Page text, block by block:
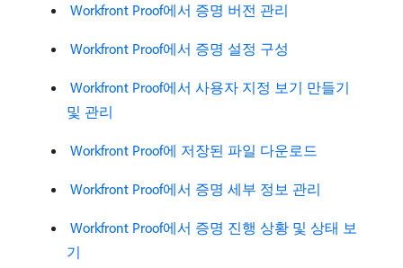
​ Workfront Proof에서 증명 버전 관리
​ Workfront Proof에서 증명 설정 구성
​ Workfront Proof에서 사용자 지정 보기 만들기
및 관리
​ Workfront Proof에 저장된 파일 다운로드
​ Workfront Proof에서 증명 세부 정보 관리
​ Workfront Proof에서 증명 진행 상황 및 상태 보
기